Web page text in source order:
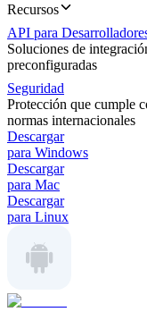
Recursos
API para
Soluciones de
preconfiguradas
Seguridad
Protección que cumple
normas internacionales
Descargar
para Windows
Descargar
para Mac
Descargar
para Linux